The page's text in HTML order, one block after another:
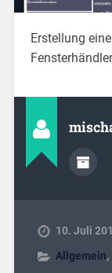
Erstellung
10. Juli
Allgemein,